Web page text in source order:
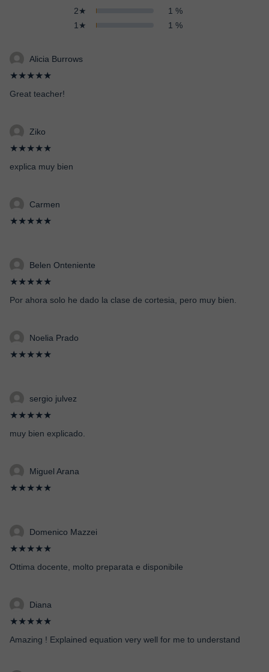
2★
1 %
1★
1 %
Alicia Burrows
★★★★★
Great teacher!
Ziko
★★★★★
explica muy bien
Carmen
★★★★★
Belen Onteniente
★★★★★
Por ahora solo he dado la clase de cortesia, pero muy bien.
Noelia Prado
★★★★★
sergio julvez
★★★★★
muy bien explicado.
Miguel Arana
★★★★★
Domenico Mazzei
★★★★★
Ottima docente, molto preparata e disponibile
Diana
★★★★★
Amazing ! Explained equation very well for me to understand